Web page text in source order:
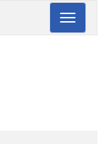
Toggle